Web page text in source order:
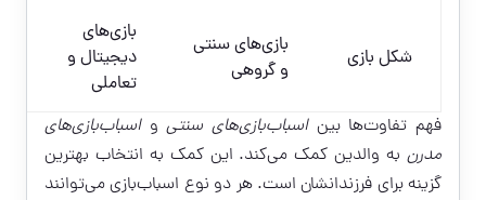
شکل بازی
بازی‌های سنتی
و گروهی
بازی‌های
دیجیتال و
تعاملی
فهم تفاوت‌ها بیناسباب‌بازی‌های سنتیواسباب‌بازی‌های
مدرن به والدین کمک می‌کند. این کمک به انتخاب بهترین
گزینه برای فرزندانشان است. هر دو نوع اسباب‌بازی می‌توانند